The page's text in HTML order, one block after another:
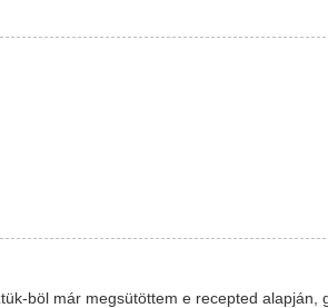
böl már megsütöttem e recepted alapján,